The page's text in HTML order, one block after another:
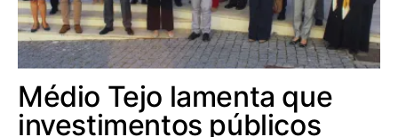
Médio Tejo lamenta que
investimentos públicos